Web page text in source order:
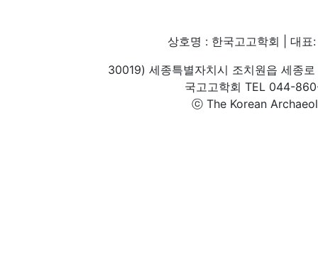
상호명 : 한국고고학회 | 대
30019) 세종특별자치시 조치원읍 세종
국고고학회 TEL 044-
ⓒ The Korean